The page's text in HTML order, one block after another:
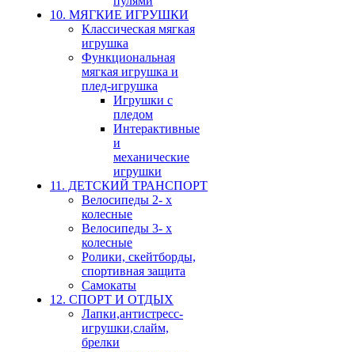
10. МЯГКИЕ ИГРУШКИ
Классическая мягкая
игрушка
Функциональная
мягкая игрушка и
плед-игрушка
Игрушки с
пледом
Интерактивные
и
механические
игрушки
11. ДЕТСКИЙ ТРАНСПОРТ
Велосипеды 2- х
колесные
Велосипеды 3- х
колесные
Ролики, скейтборды,
спортивная защита
Самокаты
12. СПОРТ И ОТДЫХ
Лапки,антистресс-
игрушки,слайм,
брелки